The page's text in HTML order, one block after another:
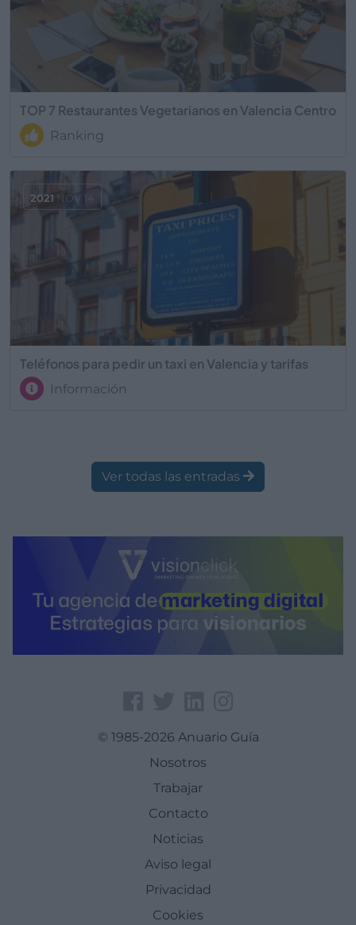
TOP 7 Restaurantes Vegetarianos en Valencia Centro
Ranking
Teléfonos para pedir un taxi en Valencia y tarifas
Información
2021 NOV 14
Ver todas las entradas
© 1985-2026 Anuario Guía
Nosotros
Trabajar
Contacto
Noticias
Aviso legal
Privacidad
Cookies